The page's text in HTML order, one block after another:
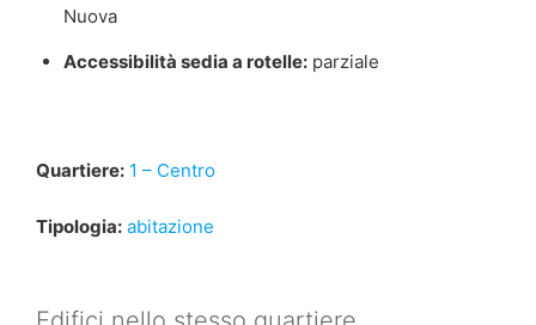
Nuova
Accessibilità sedia a rotelle:parziale
Quartiere: 1 – Centro
Tipologia: abitazione